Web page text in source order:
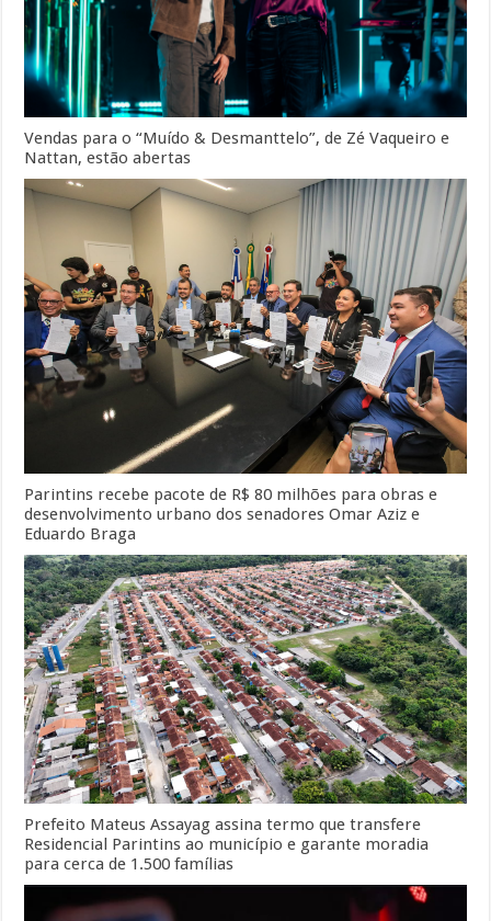
Vendas para o “Muído & Desmanttelo”, de Zé Vaqueiro e
Nattan, estão abertas
Parintins recebe pacote de R$ 80 milhões para obras e
desenvolvimento urbano dos senadores Omar Aziz e
Eduardo Braga
Prefeito Mateus Assayag assina termo que transfere
Residencial Parintins ao município e garante moradia
para cerca de 1.500 famílias